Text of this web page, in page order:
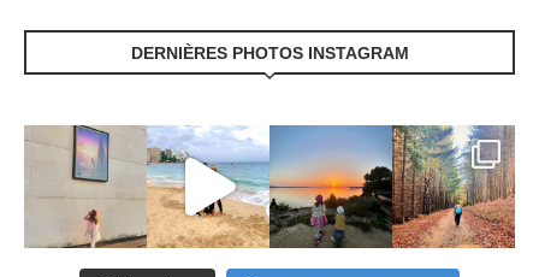
DERNIÈRES PHOTOS INSTAGRAM